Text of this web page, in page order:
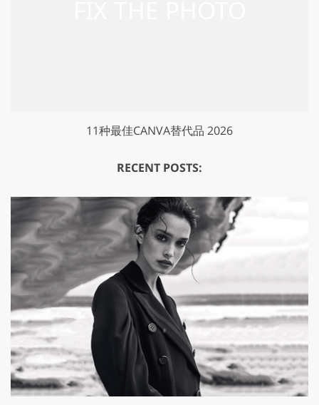
11种最佳CANVA替代品 2026
RECENT POSTS: